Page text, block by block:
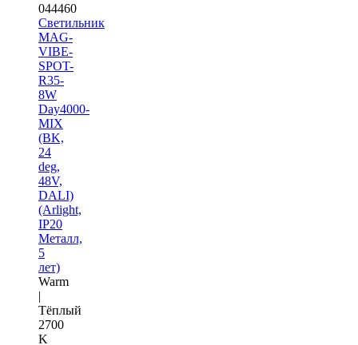
044460
Светильник
MAG-
VIBE-
SPOT-
R35-
8W
Day4000-
MIX
(BK,
24
deg,
48V,
DALI)
(Arlight,
IP20
Металл,
5
лет)
Warm
|
Тёплый
2700
K